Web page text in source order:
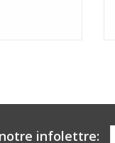
infolettre: